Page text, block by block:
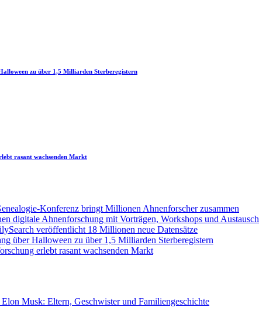
zu über 1,5 Milliarden Sterberegistern
rasant wachsenden Markt
Konferenz bringt Millionen Ahnenforscher zusammen
digitale Ahnenforschung mit Vorträgen, Workshops und Austausch
veröffentlicht 18 Millionen neue Datensätze
über Halloween zu über 1,5 Milliarden Sterberegistern
erlebt rasant wachsenden Markt
Musk: Eltern, Geschwister und Familiengeschichte